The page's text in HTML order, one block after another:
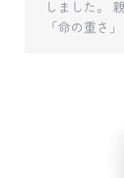
しました。
「命の重さ